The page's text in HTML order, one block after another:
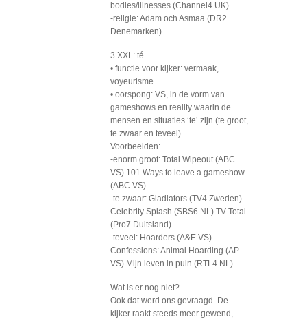
bodies/illnesses (Channel4 UK)
-religie: Adam och Asmaa (DR2
Denemarken)
3.XXL: té
• functie voor kijker: vermaak,
voyeurisme
• oorspong: VS, in de vorm van
gameshows en reality waarin de
mensen en situaties ‘te’ zijn (te groot,
te zwaar en teveel)
Voorbeelden:
-enorm groot: Total Wipeout (ABC
VS) 101 Ways to leave a gameshow
(ABC VS)
-te zwaar: Gladiators (TV4 Zweden)
Celebrity Splash (SBS6 NL) TV-Total
(Pro7 Duitsland)
-teveel: Hoarders (A&E VS)
Confessions: Animal Hoarding (AP
VS) Mijn leven in puin (RTL4 NL).
Wat is er nog niet?
Ook dat werd ons gevraagd. De
kijker raakt steeds meer gewend,